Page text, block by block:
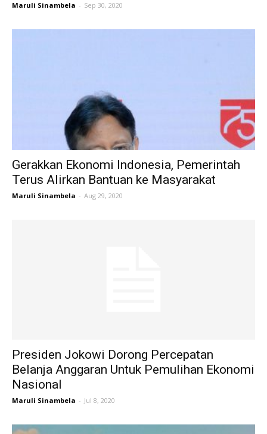
Maruli Sinambela - Sep 30, 2020
Gerakkan Ekonomi Indonesia, Pemerintah
Terus Alirkan Bantuan ke Masyarakat
Maruli Sinambela - Aug 29, 2020
Presiden Jokowi Dorong Percepatan
Belanja Anggaran Untuk Pemulihan Ekonomi
Nasional
Maruli Sinambela - Jul 8, 2020